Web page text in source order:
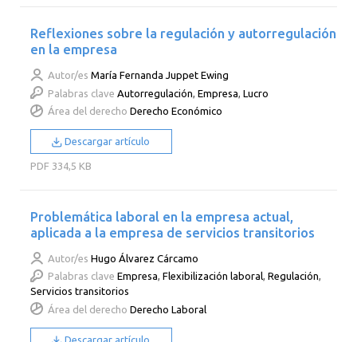
Reflexiones sobre la regulación y autorregulación
en la empresa
Autor/es María Fernanda Juppet Ewing
Palabras clave Autorregulación ,Empresa ,Lucro
Área del derecho Derecho Económico
Descargar artículo
PDF 334,5 KB
Problemática laboral en la empresa actual,
aplicada a la empresa de servicios transitorios
Autor/es Hugo Álvarez Cárcamo
Palabras clave Empresa,Flexibilización laboral,Regulación,
Servicios transitorios
Área del derecho Derecho Laboral
Descargar artículo